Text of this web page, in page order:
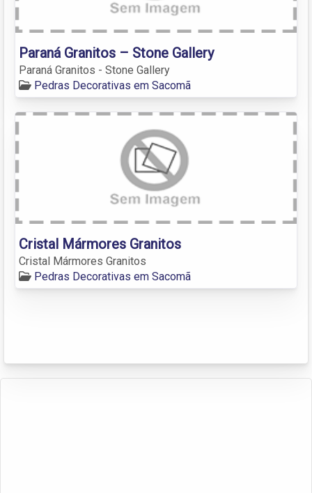
Paraná Granitos – Stone Gallery
Paraná Granitos - Stone Gallery
Pedras Decorativas em Sacomã
Cristal Mármores Granitos
Cristal Mármores Granitos
Pedras Decorativas em Sacomã